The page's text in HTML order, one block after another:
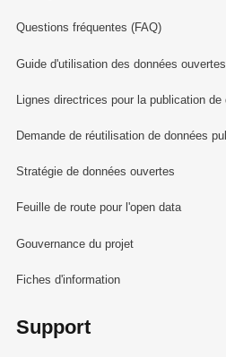
Questions fréquentes (FAQ)
Guide d'utilisation des données ouvertes
Lignes directrices pour la publication
Demande de réutilisation de données
Stratégie de données ouvertes
Feuille de route pour l'open data
Gouvernance du projet
Fiches d'information
Support